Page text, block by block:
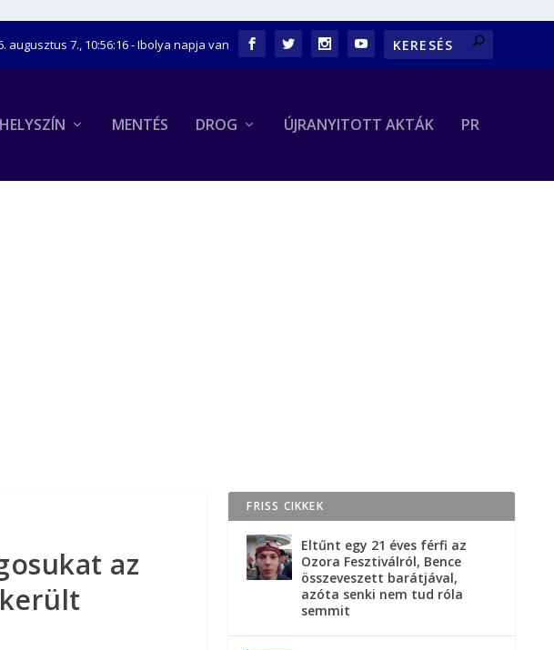
augusztus 7., 10:56:17- Ibolya napja van
HELYSZÍN MENTÉS DROG ÚJRANYITOTT AKTÁK PR
az
FRISS CIKKEK
Eltűnt egy 21 éves férfi az
Ozora Fesztiválról, Bence
összeveszett barátjával,
azóta senki nem tud róla
semmit